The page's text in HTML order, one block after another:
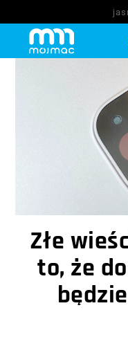
Złe
to, że